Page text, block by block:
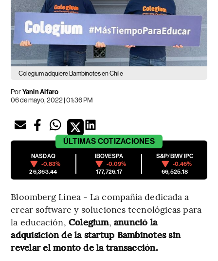
Colegium adquiere Bambinotes en Chile
PorYanin Alfaro
06 de mayo, 2022 | 01:36 PM
ÚLTIMAS COTIZACIONES
NASDAQ
-0.83%
26,363.44
IBOVESPA
-0.09%
177,726.17
S&P/BMV IPC
-0.46%
66,525.18
Bloomberg Línea - La compañía dedicada a
crear software y soluciones tecnológicas para
la educación, Colegium, anunció la
adquisición de la startup Bambinotes sin
revelar el monto de la transacción.